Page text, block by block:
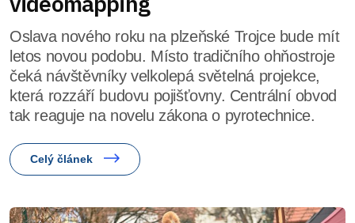
Oslava nového roku na plzeňské Trojce bude mít
letos novou podobu. Místo tradičního ohňostroje
čeká návštěvníky velkolepá světelná projekce,
která rozzáří budovu pojišťovny. Centrální obvod
tak reaguje na novelu zákona o pyrotechnice.
Celý článek